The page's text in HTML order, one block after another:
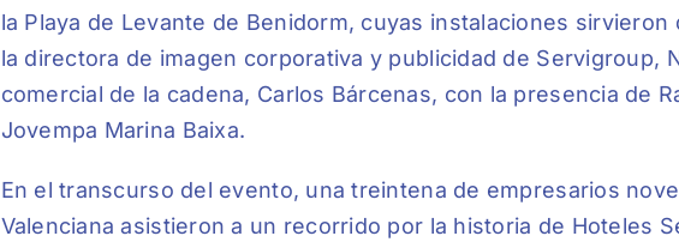
la Playa de Levante de Benidorm, cuyas instalaciones
la directora de imagen corporativa y publicidad de Servigroup,
comercial de la cadena, Carlos Bárcenas, con la presencia de
Jovempa Marina Baixa.
En el transcurso del evento, una treintena de empresarios
Valenciana asistieron a un recorrido por la historia de Hoteles